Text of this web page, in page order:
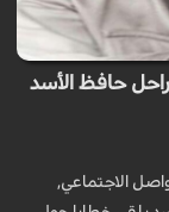
حافظ الأسد
الاجتماعي,